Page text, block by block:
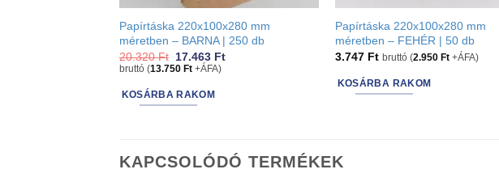
Papírtáska 220x100x280 mm
méretben – BARNA | 250 db
20.320Ft Original
price
20.320 Ft.
17.463 FtCurrent
bruttó (13.750 Ft+ÁFA)
KOSÁRBA RAKOM
Papírtáska 220x100x280 mm
méretben – FEHÉR | 50 db
3.747 Ft bruttó (2.950 Ft +ÁFA)
KOSÁRBA RAKOM
KAPCSOLÓDÓ TERMÉKEK